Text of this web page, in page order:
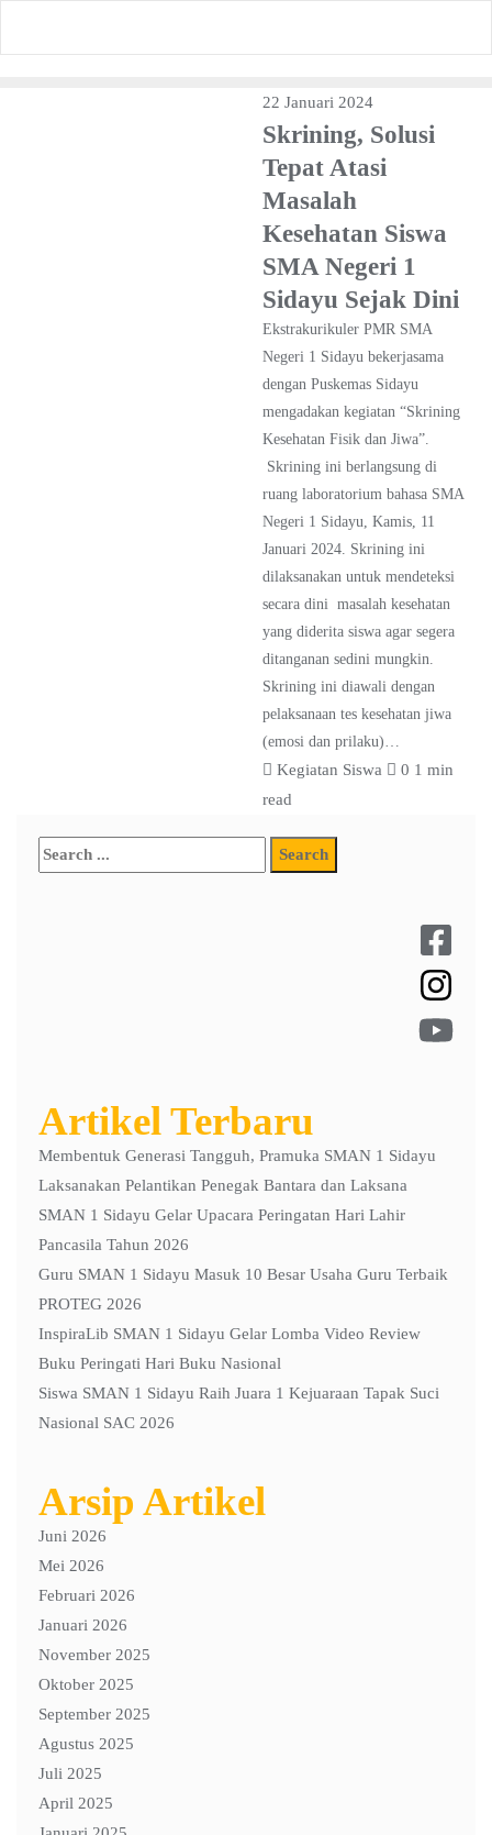
22 Januari 2024
Skrining, Solusi
Tepat Atasi
Masalah
Kesehatan Siswa
SMA Negeri 1
Sidayu Sejak Dini
Ekstrakurikuler PMR SMA
Negeri 1 Sidayu bekerjasama
dengan Puskemas Sidayu
mengadakan kegiatan “Skrining
Kesehatan Fisik dan Jiwa”.
Skrining ini berlangsung di
ruang laboratorium bahasa SMA
Negeri 1 Sidayu, Kamis, 11
Januari 2024. Skrining ini
dilaksanakan untuk mendeteksi
secara dini masalah kesehatan
yang diderita siswa agar segera
ditanganan sedini mungkin.
Skrining ini diawali dengan
pelaksanaan tes kesehatan jiwa
(emosi dan prilaku)…
Kegiatan Siswa 0 1 min
read
Artikel Terbaru
Membentuk Generasi Tangguh, Pramuka SMAN 1 Sidayu
Laksanakan Pelantikan Penegak Bantara dan Laksana
SMAN 1 Sidayu Gelar Upacara Peringatan Hari Lahir
Pancasila Tahun 2026
Guru SMAN 1 Sidayu Masuk 10 Besar Usaha Guru Terbaik
PROTEG 2026
InspiraLib SMAN 1 Sidayu Gelar Lomba Video Review
Buku Peringati Hari Buku Nasional
Siswa SMAN 1 Sidayu Raih Juara 1 Kejuaraan Tapak Suci
Nasional SAC 2026
Arsip Artikel
Juni 2026
Mei 2026
Februari 2026
Januari 2026
November 2025
Oktober 2025
September 2025
Agustus 2025
Juli 2025
April 2025